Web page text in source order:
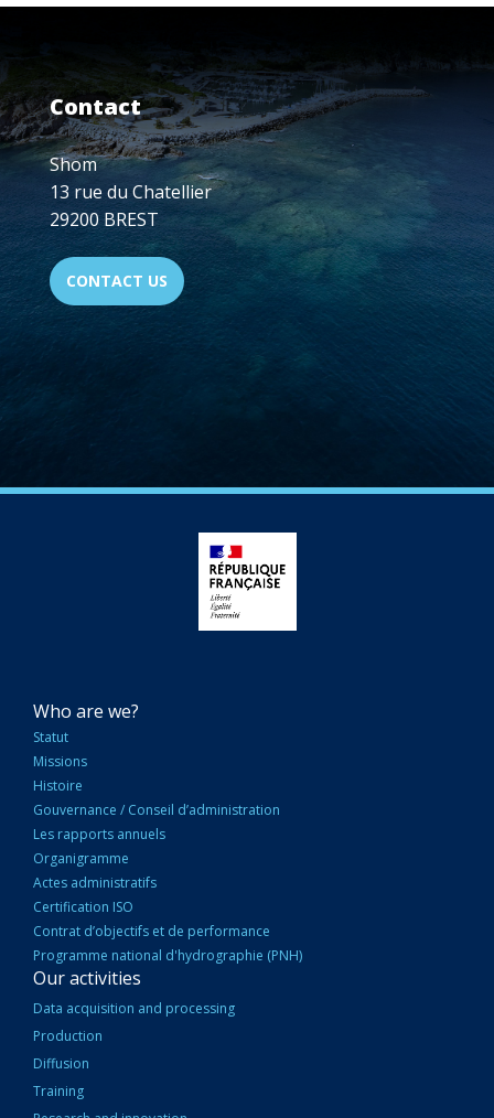
Contact
Shom
13 rue du Chatellier
29200 BREST
CONTACT US
NAVIGATION
PRINCIPALE
Who are we?
Statut
Missions
Histoire
Gouvernance / Conseil d’administration
Les rapports annuels
Organigramme
Actes administratifs
Certification ISO
Contrat d’objectifs et de performance
Programme national d'hydrographie (PNH)
Our activities
Data acquisition and processing
Production
Diffusion
Training